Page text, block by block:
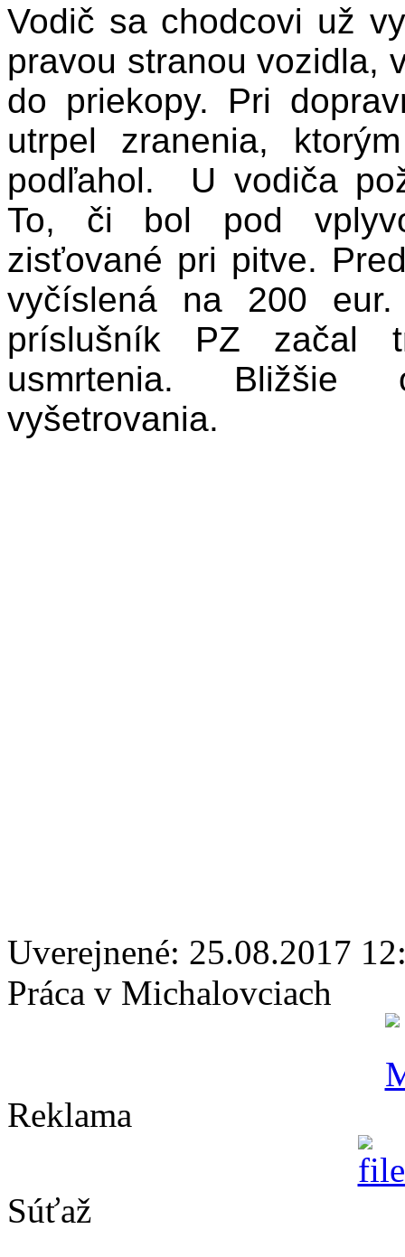
Vodič sa chodcovi už
pravou stranou vozidla,
do priekopy. Pri
utrpel zranenia,
podľahol. U vodiča
To, či bol pod
zisťované pri pitve.
vyčíslená na 200
príslušník PZ začal
usmrtenia. Bližšie
vyšetrovania.
Uverejnené: 25.08.2017
Práca v Michalovciach
Reklama
Súťaž